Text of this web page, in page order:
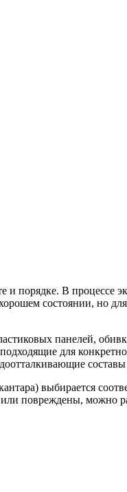
В процессе
состоянии, но
панелей,
для
составы
выбирается
повреждены, можно